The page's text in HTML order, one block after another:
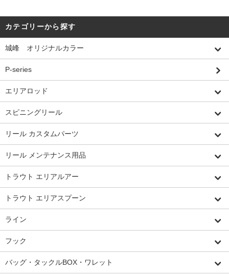
カテゴリーから探す
城峰 オリジナルカラー
P-series
エリアロッド
スピニングリール
リール カスタムパーツ
リール メンテナンス用品
トラウト エリアルアー
トラウト エリアスプーン
ライン
フック
バッグ・タックルBOX・ワレット